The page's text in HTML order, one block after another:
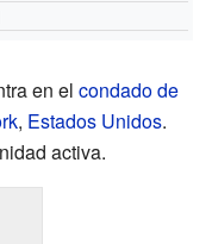
en el condado de
, Estados Unidos.
activa.